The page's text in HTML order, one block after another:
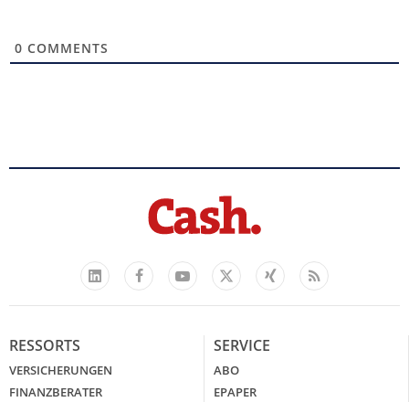
0 COMMENTS
LinkedIn
FacebookYouTube
X
Xing Feed
RESSORTS
VERSICHERUNGEN
FINANZBERATER
SERVICE
ABO
EPAPER